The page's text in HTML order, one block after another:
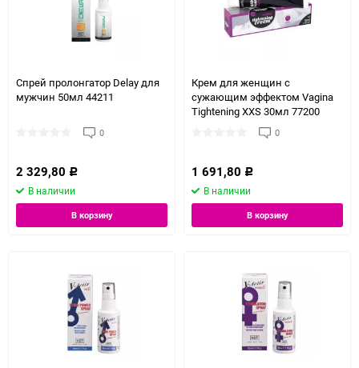
Спрей пролонгатор Delay для
мужчин 50мл 44211
0
2 329,80 Р
В наличии
В корзину
Крем для женщин с
сужающим эффектом Vagina
Tightening XXS 30мл 77200
0
1 691,80 Р
В наличии
В корзину